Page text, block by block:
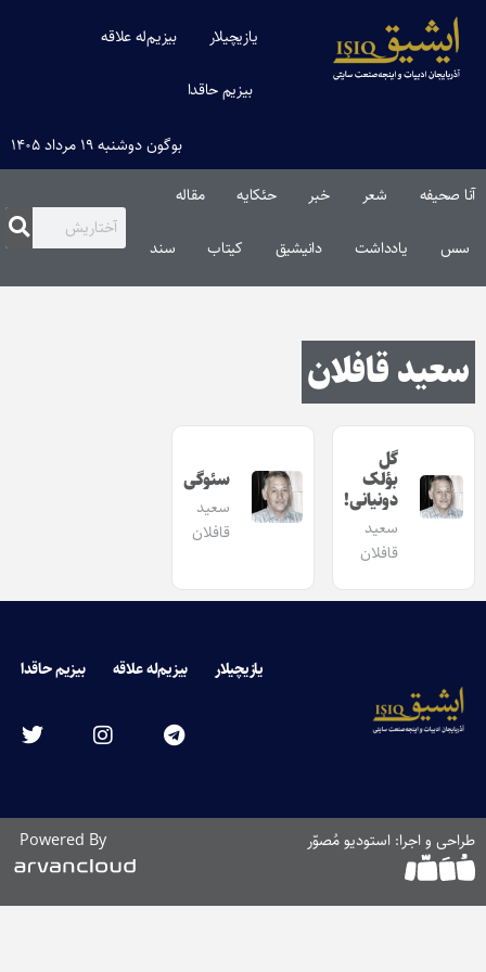
یازیچیلار بیزیم‌له علاقه
بیزیم حاقدا
بوگون دوشنبه ۱۹ مرداد ۱۴۰۵
آنا صحیفه شعر خبر حئکایه مقاله‌
سس یادداشت دانیشیق کیتاب سند
سعید قافلان
گل
بؤلک
دونیانی!
سعید
قافلان
سئوگی
سعید
قافلان
یازیچیلار بیزیم‌له علاقه بیزیم حاقدا
طراحی و اجرا: استودیو مُصوّر Powered By